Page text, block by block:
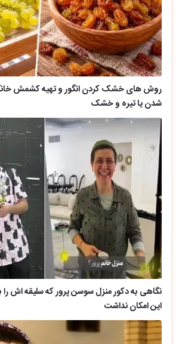
روش های خشک کردن انگور و تهیه کشمش
شدن یا تیره و خشک
نگاهی به دکور منزل سوسن پرور که سلیقه اش را
این امکان نداشت